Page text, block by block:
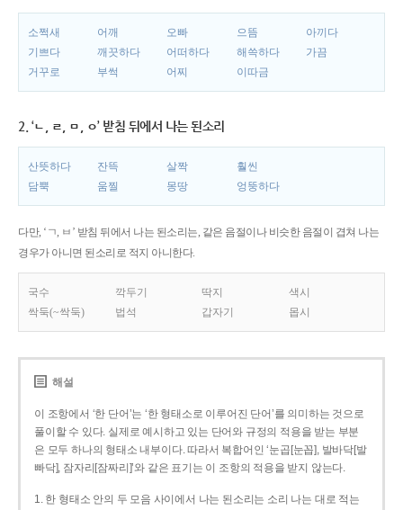
소쩍새 어깨 오빠 으뜸
아끼다
기쁘다
깨끗하다 어떠하다 해쓱하다
가끔
거꾸로
부썩 어찌 이따금
2. ‘ㄴ, ㄹ, ㅁ, ㅇ’ 받침 뒤에서 나는 된소리
산뜻하다 잔뜩 살짝
훨씬
담뿍
움찔 몽땅 엉뚱하다
다만, ‘ㄱ, ㅂ’ 받침 뒤에서 나는 된소리는, 같은 음절이나 비슷한 음절이 겹쳐 나는
경우가 아니면 된소리로 적지 아니한다.
국수 깍두기 딱지
색시
싹둑(~싹둑)
법석 갑자기 몹시
해설
이 조항에서 ‘한 단어’는 ‘한 형태소로 이루어진 단어’를 의미하는 것으로
풀이할 수 있다. 실제로 예시하고 있는 단어와 규정의 적용을 받는 부분
은 모두 하나의 형태소 내부이다. 따라서 복합어인 ‘눈곱[눈꼽], 발바닥[발
빠닥], 잠자리[잠짜리]’와 같은 표기는 이 조항의 적용을 받지 않는다.
1. 한 형태소 안의 두 모음 사이에서 나는 된소리는 소리 나는 대로 적는